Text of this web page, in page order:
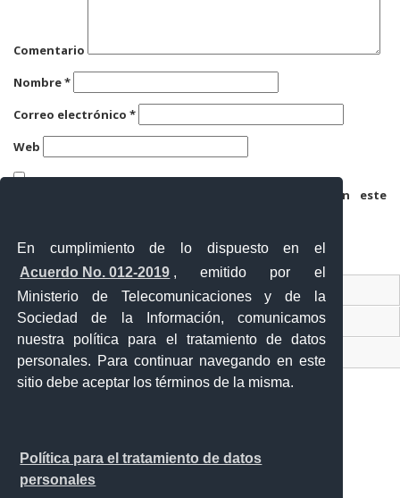
En cumplimiento de lo dispuesto en el
Acuerdo No. 012-2019 , emitido por el
Ministerio de Telecomunicaciones y de la
Sociedad de la Información, comunicamos
nuestra política para el tratamiento de datos
personales. Para continuar navegando en este
sitio debe aceptar los términos de la misma.
Política para el tratamiento de datos
personales
Comentario
Nombre*
Correo electrónico *
Web
Guarda mi nombre, correo electrónico y web en este
Contacto Ciudadano
Ventanilla Única de Comercio Exterior
Sistema Nacional de Información (SNI)
Calle 12 de febrero y Vicente Rocafuerte
Orellana - Ecuador